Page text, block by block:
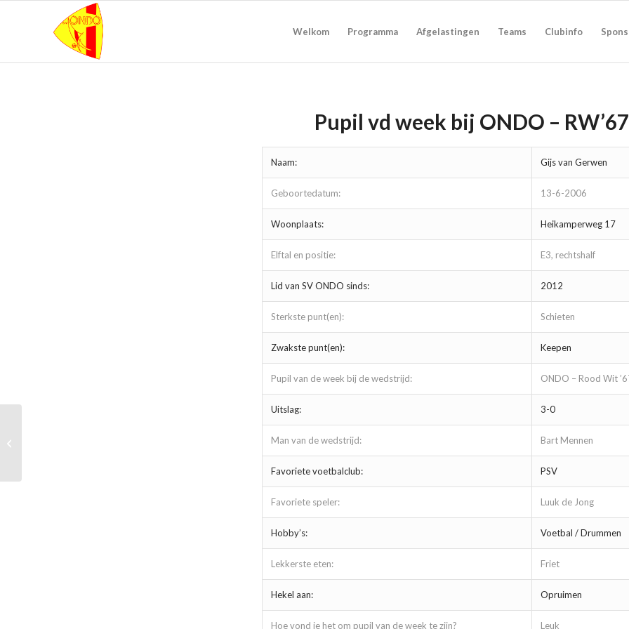
Welkom Programma Afgelastingen Teams Clubinfo
Pupil vd week bij ONDO – RW’67
Naam: Gijs van Gerwen
Geboortedatum: 13-6-2006
Woonplaats: Heikamperweg 17
Elftal en positie: E3, rechtshalf
Lid van SV ONDO sinds: 2012
Sterkste punt(en): Schieten
Zwakste punt(en): Keepen
Pupil van de week bij de wedstrijd: ONDO – Rood Wit
Uitslag: 3-0
Man van de wedstrijd: Bart Mennen
Favoriete voetbalclub: PSV
Favoriete speler: Luuk de Jong
Hobby’s: Voetbal / Drummen
Lekkerste eten: Friet
Hekel aan: Opruimen
Hoe vond je het om pupil van de week te zijn? Leuk